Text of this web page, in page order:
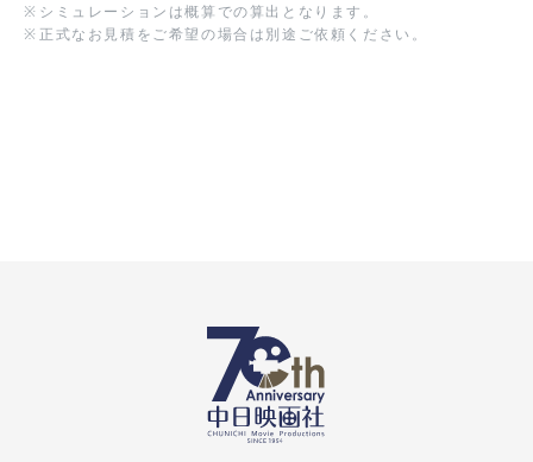
※ シミュレーションは概算での算出となります。
※ 正式なお見積をご希望の場合は別途ご依頼ください。